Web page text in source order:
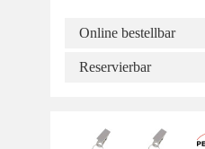
Online bestellbar
Reservierbar